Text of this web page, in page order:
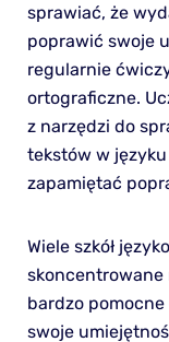
sprawiać, że
poprawić swoje
regularnie
ortograficzne.
z narzędzi do
tekstów w
zapamiętać
Wiele szkół
skoncentrowane
bardzo
swoje